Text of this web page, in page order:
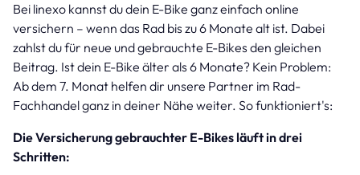
Bei linexo kannst du dein E-Bike ganz einfach online
versichern – wenn das Rad bis zu 6 Monate alt ist. Dabei
zahlst du für neue und gebrauchte E-Bikes den gleichen
Beitrag. Ist dein E-Bike älter als 6 Monate? Kein Problem:
Ab dem 7. Monat helfen dir unsere Partner im Rad-
Fachhandel ganz in deiner Nähe weiter. So funktioniert's:
Die Versicherung gebrauchter E-Bikes läuft in drei
Schritten: